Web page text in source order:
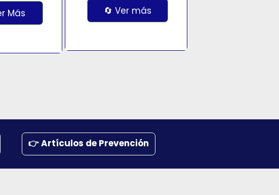
de poder
Más
comodidad.
Tres salas de operaciones
para procedimientos
🔄 Ver más
👉 Artículos de Prevención